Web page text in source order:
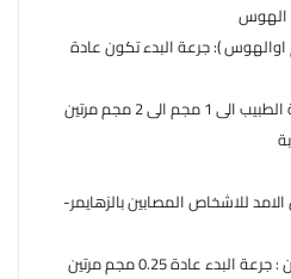
): جرعة البدء تكون عادة
تعديل الجرعة تدريجيا بواسطة الطبيب الى 1 مجم الى 2 مجم مرتين
للاشخاص المصابين بالزهايمر-
- البالغين بما في ذلك كبار السن : جرعة البدء عادة 0.25 مجم مرتين